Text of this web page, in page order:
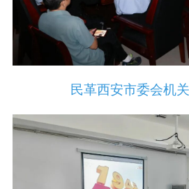
民革西安市委会机